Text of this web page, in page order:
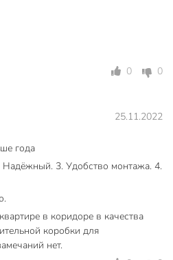
0 0
25.11.2022
года
Надёжный. 3. Удобство монтажа. 4.
в коридоре в качества
коробки для
нет.